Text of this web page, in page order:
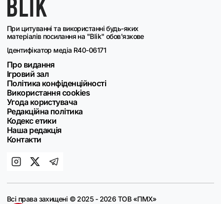
При цитуванні та використанні будь-яких
матеріалів посилання на "Blik" обов'язкове
Ідентифікатор медіа R40-06171
Про видання
Ігровий зал
Політика конфіденційності
Використання cookies
Угода користувача
Редакційна політика
Кодекс етики
Наша редакція
Контакти
Всі права захищені © 2025 - 2026 ТОВ «ПМХ»